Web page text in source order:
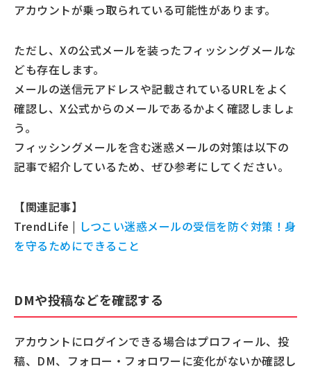
アカウントが乗っ取られている可能性があります。
ただし、Xの公式メールを装ったフィッシングメールな
ども存在します。
メールの送信元アドレスや記載されているURLをよく
確認し、X公式からのメールであるかよく確認しましょ
う。
フィッシングメールを含む迷惑メールの対策は以下の
記事で紹介しているため、ぜひ参考にしてください。
【関連記事】
TrendLife | しつこい迷惑メールの受信を防ぐ対策！身
を守るためにできること
DMや投稿などを確認する
アカウントにログインできる場合はプロフィール、投
稿、DM、フォロー・フォロワーに変化がないか確認し